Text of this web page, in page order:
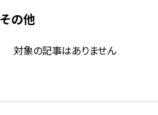
その他
対象の記事はありません